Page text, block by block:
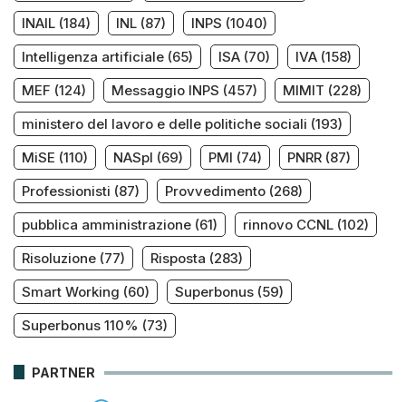
INAIL (184) INL (87) INPS (1040)
Intelligenza artificiale (65) ISA (70) IVA (158)
MEF (124) Messaggio INPS (457) MIMIT (228)
ministero del lavoro e delle politiche sociali (193)
MiSE (110) NASpI (69) PMI (74) PNRR (87)
Professionisti (87) Provvedimento (268)
pubblica amministrazione (61) rinnovo CCNL (102)
Risoluzione (77) Risposta (283)
Smart Working (60) Superbonus (59)
Superbonus 110% (73)
PARTNER